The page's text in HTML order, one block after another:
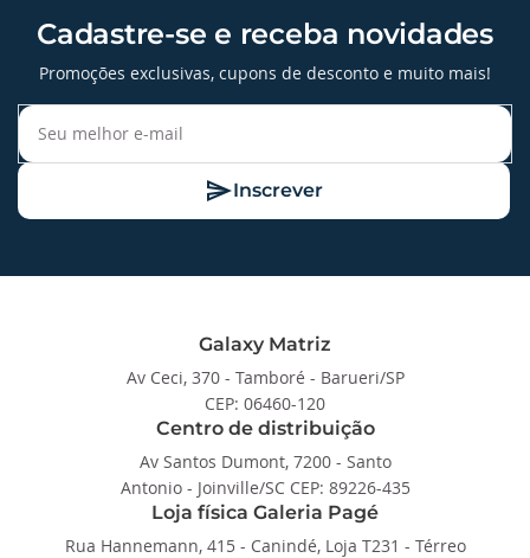
Cadastre-se e receba novidades
Promoções exclusivas, cupons de desconto e muito mais!
Inscrever
Galaxy Matriz
Av Ceci, 370 - Tamboré - Barueri/SP
CEP: 06460-120
Centro de distribuição
Av Santos Dumont, 7200 - Santo
Antonio - Joinville/SC CEP: 89226-435
Loja física Galeria Pagé
Rua Hannemann, 415 - Canindé, Loja T231 - Térreo